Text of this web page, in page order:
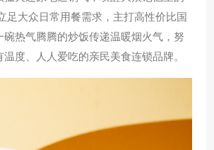
足大众日常用餐需求，主打高性价比国
碗热气腾腾的炒饭传递温暖烟火气，努
度、人人爱吃的亲民美食连锁品牌。